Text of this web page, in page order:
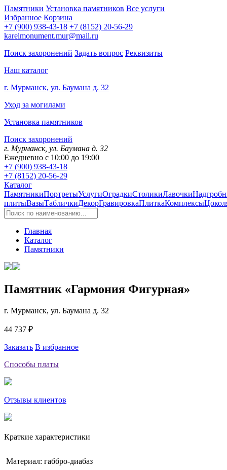
Памятники Установка памятников Все услуги
Избранное Корзина
+7 (900) 938-43-18 +7 (8152) 20-56-29
karelmonument.mur@mail.ru
Поиск захоронений Задать вопрос Реквизиты
Наш каталог
г. Мурманск, ул. Баумана д. 32
Уход за могилами
Установка памятников
Поиск захоронений
г. Мурманск, ул. Баумана д. 32
Ежедневно с 10:00 до 19:00
+7 (900) 938-43-18
+7 (8152) 20-56-29
Каталог
ПамятникиПортретыУслугиОградкиСтоликиЛавочки
плитыВазыТабличкиДекорГравировкаПлиткаКомплексы
Главная
Каталог
Памятники
Памятник «Гармония Фигурная»
г. Мурманск, ул. Баумана д. 32
44 737 ₽
Заказать В избранное
Способы платы
Отзывы клиентов
Краткие характеристики
Материал: габбро-диабаз